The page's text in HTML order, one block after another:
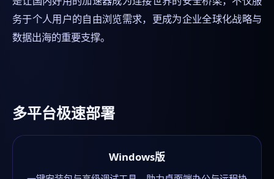
务于个人用户的自由浏览需求，更成为企业全球化战略与
数据出海的重要支撑。
多平台极速部署
Windows版